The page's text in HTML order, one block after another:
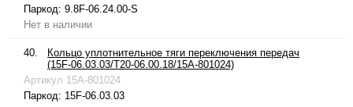
Паркод: 9.8F-06.24.00-S
Нет в наличии
40.
Кольцо уплотнительное тяги переключения передач
(15F-06.03.03/T20-06.00.18/15A-801024)
Артикул 15A-801024
Паркод: 15F-06.03.03